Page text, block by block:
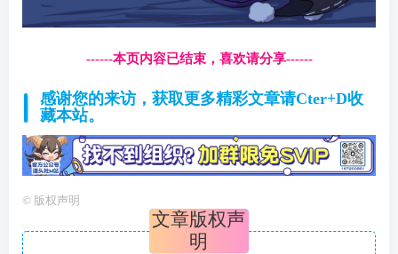
------本页内容已结束，喜欢请分享------
感谢您的来访，获取更多精彩文章请Cter+D收
藏本站。
© 版权声明
文章版权声
明